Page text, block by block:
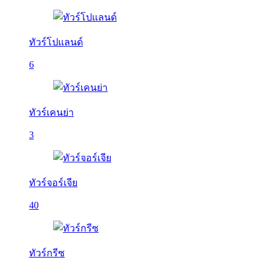
ทัวร์โปแลนด์
6
ทัวร์เคนย่า
3
ทัวร์จอร์เจีย
40
ทัวร์กรีซ